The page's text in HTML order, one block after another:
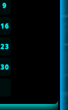
9
16
23
30